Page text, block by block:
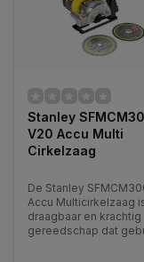
Stanley
V20 Accu Multi
Cirkelzaag
De Stanley
Accu Multicirkelzaag
draagbaar en krachtig
gereedschap dat